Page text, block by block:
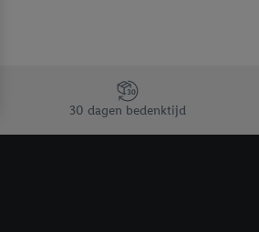
30 dagen bedenktijd